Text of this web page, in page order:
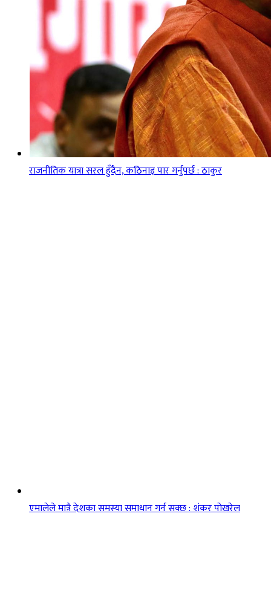
राजनीतिक यात्रा सरल हुँदैन, कठिनाइ पार गर्नुपर्छ : ठाकुर
एमालेले मात्रै देशका समस्या समाधान गर्न सक्छ : शंकर पोखरेल